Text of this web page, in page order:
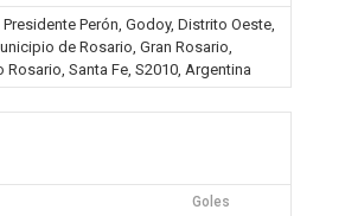
Perón, Godoy, Distrito Oeste,
de Rosario, Gran Rosario,
Rosario, Santa Fe, S2010, Argentina
Goles